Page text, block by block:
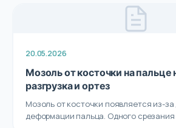
20.05.2026
Мозоль от косточки на пальце
разгрузка и ортез
Мозоль от косточки появляется из-
деформации пальца. Одного